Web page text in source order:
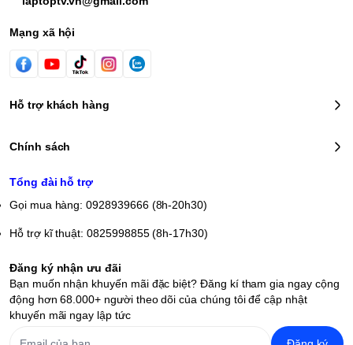
Mạng xã hội
Hỗ trợ khách hàng
Chính sách
Tổng đài hỗ trợ
Gọi mua hàng: 0928939666 (8h-20h30)
Hỗ trợ kĩ thuật: 0825998855 (8h-17h30)
Đăng ký nhận ưu đãi
Bạn muốn nhận khuyến mãi đặc biệt? Đăng kí tham gia ngay cộng
động hơn 68.000+ người theo dõi của chúng tôi để cập nhật
khuyến mãi ngay lập tức